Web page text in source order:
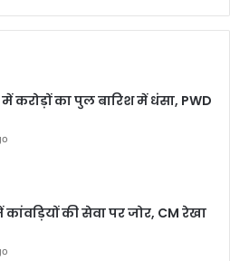
करोड़ों का पुल बारिश में धंसा, PWD
कांवड़ियों की सेवा पर जोर, CM रेखा